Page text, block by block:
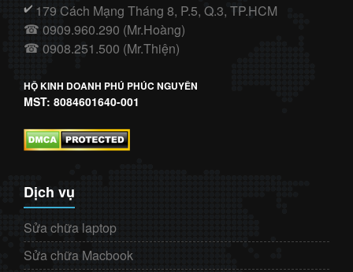
✔️ 179 Cách Mạng Tháng 8, P.5, Q.3, TP.HCM
☎ 0909.960.290 (Mr.Hoàng)
☎ 0908.251.500 (Mr.Thiện)
HỘ KINH DOANH PHÚ PHÚC NGUYÊN
MST: 8084601640-001
Dịch vụ
Sửa chữa laptop
Sửa chữa Macbook